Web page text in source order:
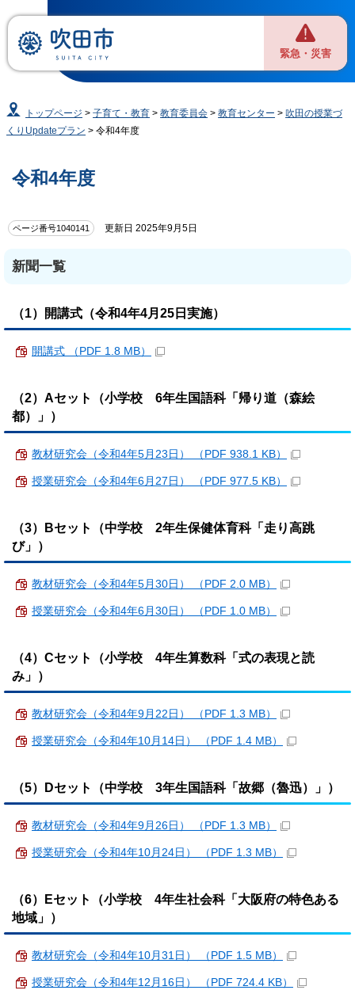
緊急・災害
トップページ >子育て・教育 >教育委員会 >教育センター > 吹田の授業づ
くりUpdateプラン > 令和4年度
令和4年度
ページ番号1040141 更新日 2025年9月5日
新聞一覧
（1）開講式（令和4年4月25日実施）
開講式 （PDF 1.8 MB）
（2）Aセット（小学校 6年生国語科「帰り道（森絵
都）」）
教材研究会（令和4年5月23日） （PDF 938.1 KB）
授業研究会（令和4年6月27日） （PDF 977.5 KB）
（3）Bセット（中学校 2年生保健体育科「走り高跳
び」）
教材研究会（令和4年5月30日） （PDF 2.0 MB）
授業研究会（令和4年6月30日） （PDF 1.0 MB）
（4）Cセット（小学校 4年生算数科「式の表現と読
み」）
教材研究会（令和4年9月22日） （PDF 1.3 MB）
授業研究会（令和4年10月14日） （PDF 1.4 MB）
（5）Dセット（中学校 3年生国語科「故郷（魯迅）」）
教材研究会（令和4年9月26日） （PDF 1.3 MB）
授業研究会（令和4年10月24日） （PDF 1.3 MB）
（6）Eセット（小学校 4年生社会科「大阪府の特色ある
地域」）
教材研究会（令和4年10月31日） （PDF 1.5 MB）
授業研究会（令和4年12月16日） （PDF 724.4 KB）